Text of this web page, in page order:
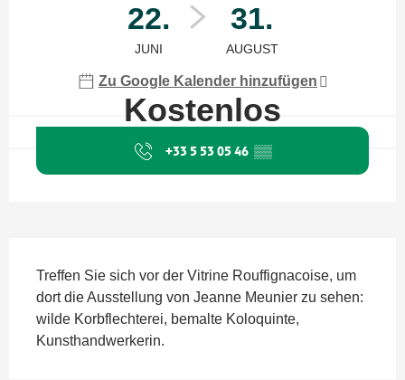
22.
JUNI
31.
AUGUST
Zu Google Kalender hinzufügen
Kostenlos
+33 5 53 05 46 ▒▒
Treffen Sie sich vor der Vitrine Rouffignacoise, um
dort die Ausstellung von Jeanne Meunier zu sehen:
wilde Korbflechterei, bemalte Koloquinte,
Kunsthandwerkerin.